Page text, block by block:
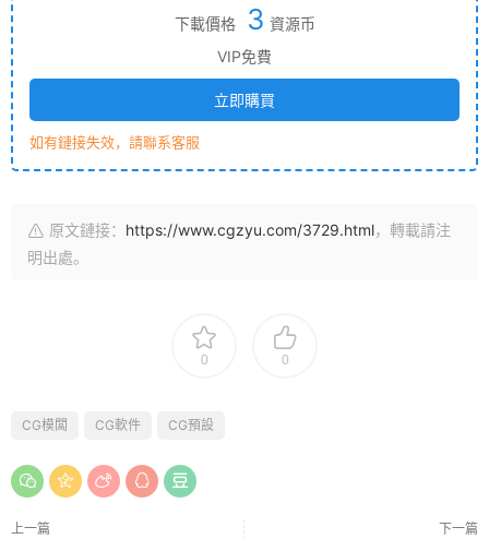
下載價格 3 資源币
VIP免費
立即購買
如有鏈接失效，請聯系客服
原文鏈接： https://www.cgzyu.com/3729.html，轉載請注
明出處。
0 0
CG模闆 CG軟件 CG預設
上一篇 下一篇